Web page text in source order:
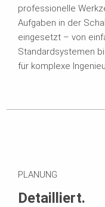
professionelle
Aufgaben in der
eingesetzt – von
Standardsystemen
für komplexe
PLANUNG
Detailliert.